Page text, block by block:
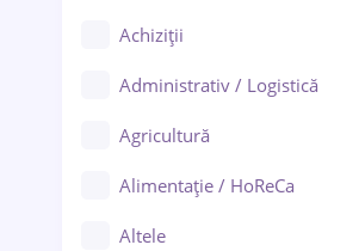
Galați (Galați)
Ploiești
Achiziții
Administrativ / Logistică
Agricultură
Alimentație / HoReCa
Altele